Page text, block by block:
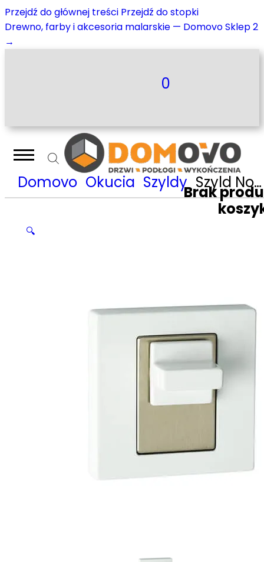
Przejdź do głównej treści Przejdź do stopki
Drewno, farby i akcesoria malarskie — Domovo Sklep 2
→
0
Brak
Domovo Okucia Szyldy Szyld Nomet do klucza biały połysk-stal szlachetna T-004-121.P60-G8
🔍